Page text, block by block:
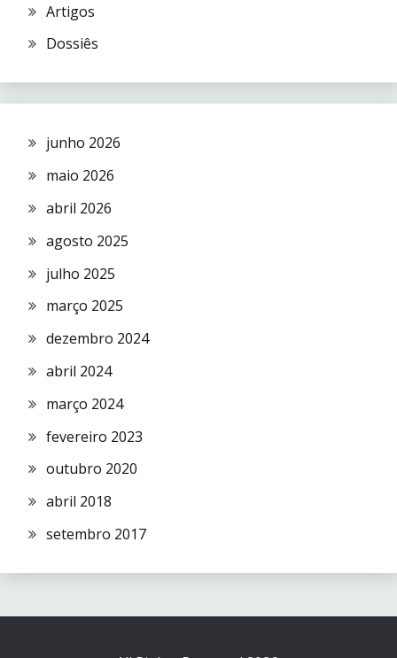
Artigos
Dossiês
junho 2026
maio 2026
abril 2026
agosto 2025
julho 2025
março 2025
dezembro 2024
abril 2024
março 2024
fevereiro 2023
outubro 2020
abril 2018
setembro 2017